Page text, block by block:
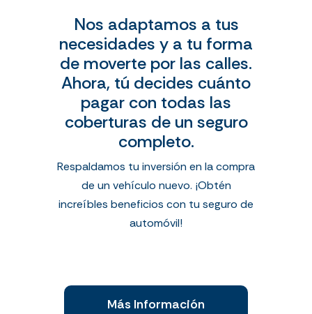
Nos adaptamos a tus
necesidades y a tu forma
de moverte por las calles.
Ahora, tú decides cuánto
pagar con todas las
coberturas de un seguro
completo.
Respaldamos tu inversión en la compra
de un vehículo nuevo. ¡Obtén
increíbles beneficios con tu seguro de
automóvil!
Más Información